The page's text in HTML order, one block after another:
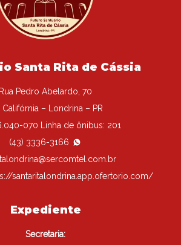
Santa Rita de Cássia
Rua Pedro Abelardo, 70
Califórnia – Londrina – PR
070 Linha de ônibus: 201
(43) 3336-3166
santaritalondrina.app.ofertorio.com/
Expediente
Secretaria: